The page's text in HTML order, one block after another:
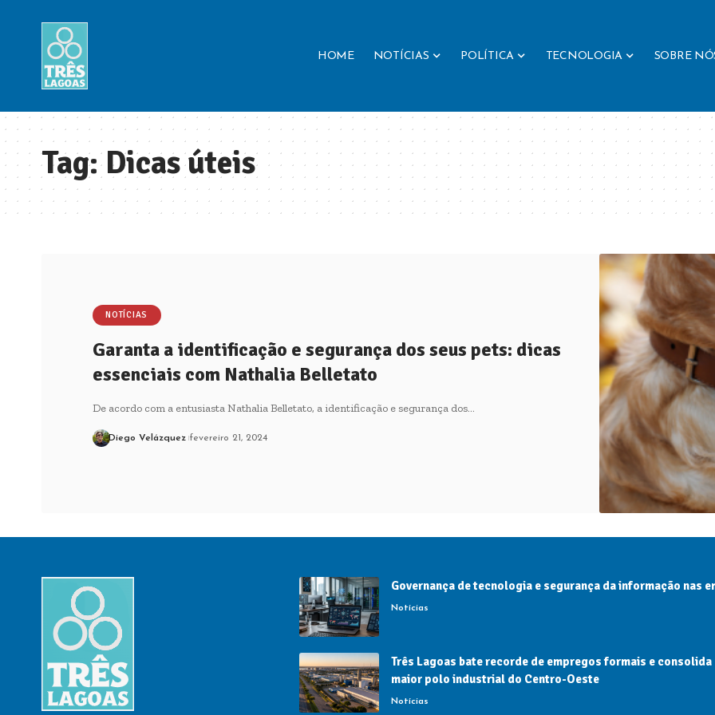
HOME NOTÍCIAS POLÍTICA TECNOLOGIA SOBRE
Tag:Dicas úteis
NOTÍCIAS
Garanta a identificação e segurança dos seus pets: dicas
essenciais com Nathalia Belletato
De acordo com a entusiasta Nathalia Belletato, a identificação e segurança dos…
Diego Velázquez fevereiro 21, 2024
Governança de tecnologia e segurança da informação nas
Notícias
Três Lagoas bate recorde de empregos formais e
maior polo industrial do Centro-Oeste
Notícias